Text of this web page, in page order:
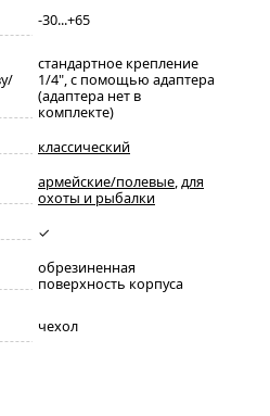
-30...+65
стандартное крепление
1/4", с помощью адаптера
(адаптера нет в
комплекте)
классический
армейские/полевые,для
охоты и рыбалки
✓
обрезиненная
поверхность корпуса
чехол